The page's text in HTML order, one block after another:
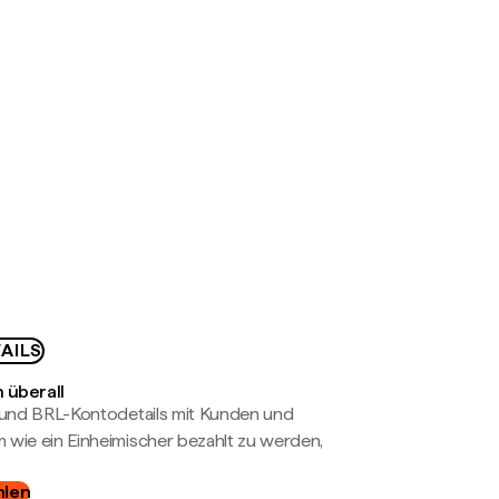
überall
und BRL-Kontodetails mit Kunden und
wie ein Einheimischer bezahlt zu werden,